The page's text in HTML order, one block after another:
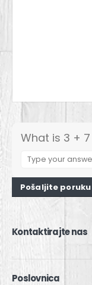
What is 3 + 7
for
3
+
Kontaktirajtenas
Poslovnica